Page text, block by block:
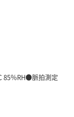
85％RH●脈拍測定